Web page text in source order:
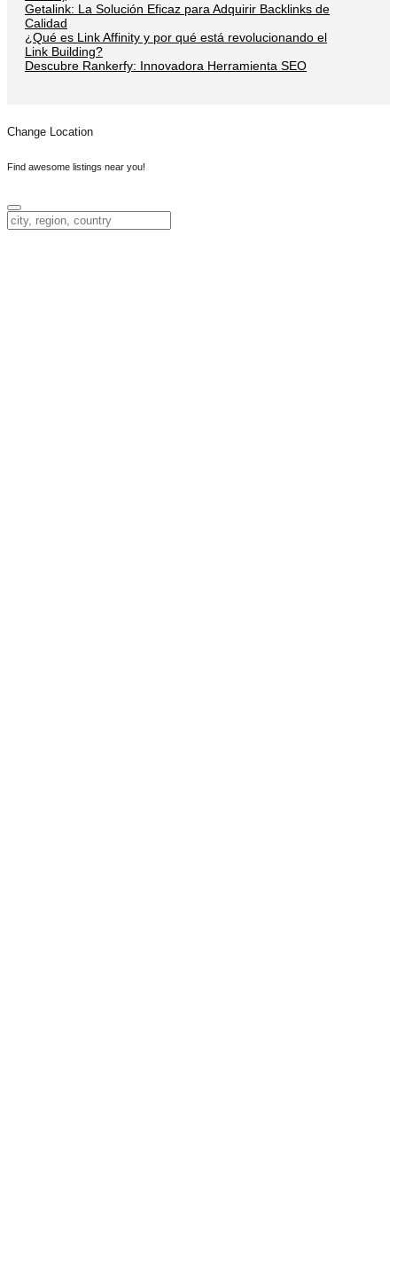
Getalink: La Solución Eficaz para Adquirir Backlinks de
Calidad
¿Qué es Link Affinity y por qué está revolucionando el
Link Building?
Descubre Rankerfy: Innovadora Herramienta SEO
Change Location
Find awesome listings near you!
Change Location